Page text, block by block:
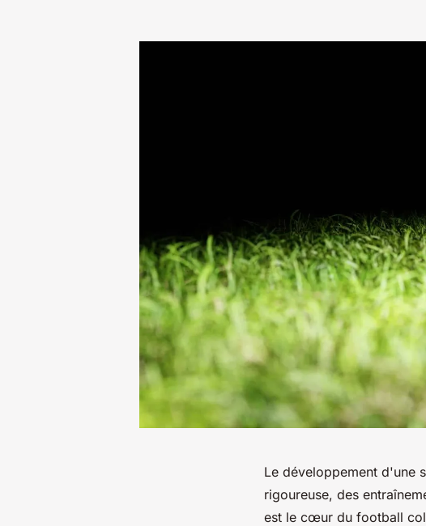
Le développement d'une
rigoureuse, des
est le cœur du football